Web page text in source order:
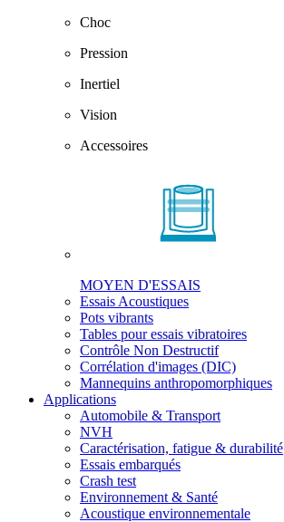
Choc
Pression
Inertiel
Vision
Accessoires
MOYEN D'ESSAIS
Essais Acoustiques
Pots vibrants
Tables pour essais vibratoires
Contrôle Non Destructif
Corrélation d'images (DIC)
Mannequins anthropomorphiques
Applications
Automobile & Transport
NVH
Caractérisation, fatigue & durabilité
Essais embarqués
Crash test
Environnement & Santé
Acoustique environnementale